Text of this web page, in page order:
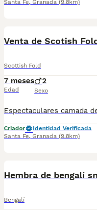
Santa Fe, Granada (9.8km)
Venta de Scotish
Scottish Fold
7 meses
Edad
2
Sexo
Criador
Identidad Verificada
Santa Fe, Granada (9.8km)
Hembra de bengalí
Bengalí